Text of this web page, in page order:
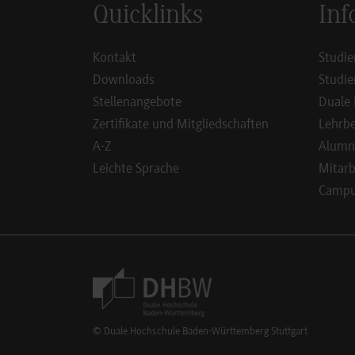
Quicklinks
Kontakt
Downloads
Stellenangebote
Zertifikate und Mitgliedschaften
A-Z
Leichte Sprache
Duale
Footer Meta Navigation
© Duale Hochschule Baden-Württemberg Stuttgart